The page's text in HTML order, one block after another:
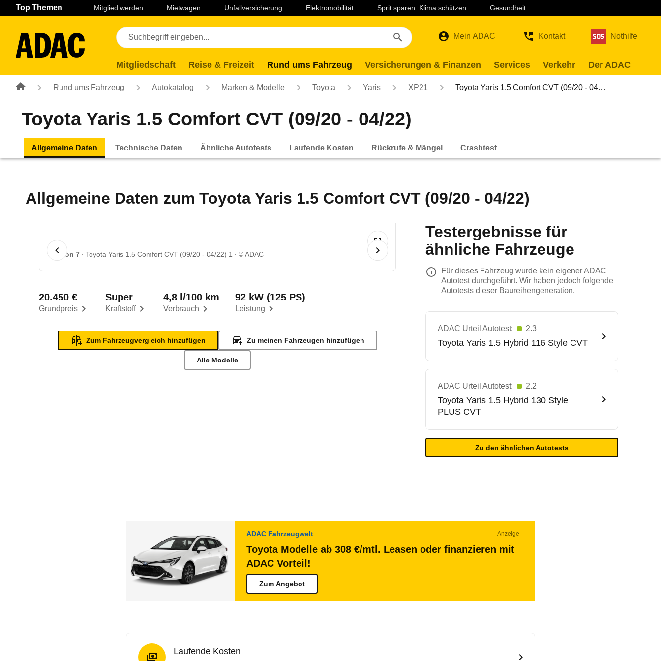
Navigation Seiteninhalt Fußzeile
Top Themen Mitglied werden Mietwagen Unfallversicherung Elektromobilität Sprit sparen. Klima schützen Gesundheit
Mein ADAC Kontakt Nothilfe
Mitgliedschaft Reise & Freizeit Rund ums Fahrzeug Versicherungen & Finanzen Services Verkehr Der ADAC
Rund ums Fahrzeug Autokatalog Marken & Modelle Toyota Yaris XP21 Toyota Yaris 1.5 Comfort CVT (09/20 - 04…
Toyota Yaris 1.5 Comfort CVT (09/20 - 04/22)
Allgemeine Daten Technische Daten Ähnliche Autotests Laufende Kosten Rückrufe & Mängel Crashtest
Allgemeine Daten zum Toyota Yaris 1.5 Comfort CVT (09/20 - 04/22)
1 von 7 Toyota Yaris 1.5 Comfort CVT (09/20 - 04/22) 1 © ADAC
Grundpreis
20.450 €
Kraftstoff
Super
Verbrauch
4,8 l/100 km
Leistung
92 kW (125 PS)
Zum Fahrzeugvergleich hinzufügen Zu meinen Fahrzeugen hinzufügen
Alle Modelle
Testergebnisse für
ähnliche Fahrzeuge
Für dieses Fahrzeug wurde kein eigener ADAC
Autotest durchgeführt. Wir haben jedoch folgende
Autotests dieser Baureihengeneration.
ADAC Urteil Autotest: 2.3
Toyota Yaris 1.5 Hybrid 116 Style CVT
ADAC Urteil Autotest: 2.2
Toyota Yaris 1.5 Hybrid 130 Style
PLUS CVT
Zu den ähnlichen Autotests
ADAC Fahrzeugwelt Anzeige
Toyota Modelle ab 308 €/mtl. Leasen oder finanzieren mit
ADAC Vorteil!
Zum Angebot
Laufende Kosten